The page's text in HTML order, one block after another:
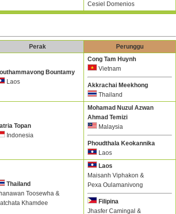
Cesiel Domenios
Perak Perunggu
Bountamy
Laos
Cong Tam Huynh
Vietnam
Akkrachai Meekhong
Thailand
Topan
Indonesia
Mohamad Nuzul Azwan
Ahmad Temizi
Malaysia
Phoudthala Keokannika
Laos
Thailand
Toosewha &
Khamdee
Laos
Maisanh Viphakon &
Pexa Oulamanivong
Filipina
Jhasfer Camingal &